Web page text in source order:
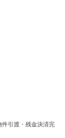
引渡・残金決済完